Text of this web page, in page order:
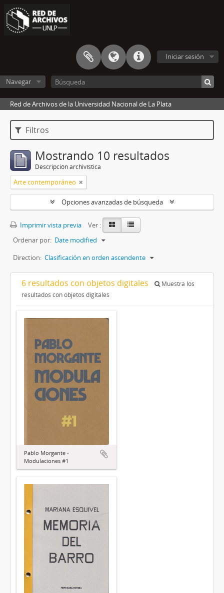
Iniciar sesión
Navegar
Red de Archivos de la Universidad Nacional de La Plata
Filtros
Mostrando 10 resultados
Descripción archivística
Arte contemporáneo
Opciones avanzadas de búsqueda
Imprimir vista previa
Ver :
Ordenar por: Date modified
Direction: Clasificación en orden ascendente
6 resultados con objetos digitales
Muestra los
resultados con objetos digitales
Pablo Morgante -
Modulaciones #1